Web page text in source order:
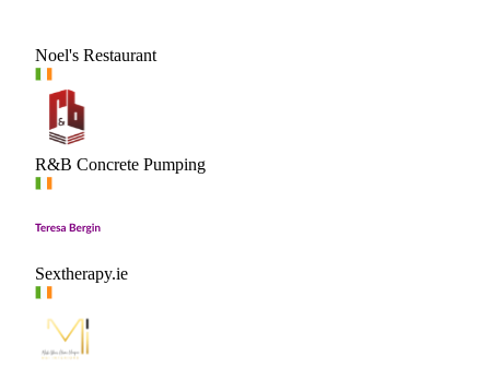
Noel's Restaurant
R&B Concrete Pumping
Sextherapy.ie